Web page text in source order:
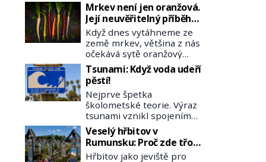
Mrkev není jen oranžová.
Její neuvěřitelný příběh
začíná fialovou barvou
Když dnes vytáhneme ze
země mrkev, většina z nás
očekává sytě oranžový
kořen. Jenže po většinu
své historie je mrkev
všechno možné, jen ne
oranžová. Je fialová, žlutá,
bílá, někdy dokonce téměř
černá. Až díky stovkám let
pečlivého šlechtění se z ní
stává zelenina, bez které
si českou zahradu ani
Tsunami: Když voda udeří
pěstí!
Nejprve špetka
školometské teorie. Výraz
tsunami vznikl spojením
japonských slov tsu
(přístav) a nami (vlna).
Jedná se o dlouhou vlnu,
která je na volném moři
Veselý hřbitov v
Rumunsku: Proč zde třou
pohřební plačky bídu s
Hřbitov jako jeviště pro